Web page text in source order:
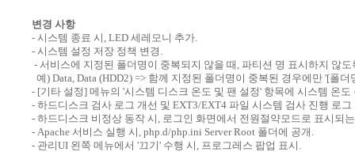
변경 사항
- 시스템 종료 시, LED 세레모니 추가.
- 시스템 설정 저장 정책 변경.
- 서비스에 지정된 폴더명이 중복되지 않을 때, 파티션 명 표시하지 않도
예) Data, Data (HDD2) => 함께 지정된 폴더명이 중복된 경우에만 '[폴
- [기타 설정] 메뉴의 '시스템 디스크 온도 및 팬 설정' 항목에 시스템 온도
- 하드디스크 검사 로그 개선 및 EXT3/EXT4 파일 시스템 검사 진행 로그
- 하드디스크 비정상 동작 시, 로그인 화면에서 전원절약모드로 표시되
- Apache 서비스 실행 시, php.d/php.ini Server Root 폴더에 공개.
- 관리UI 왼쪽 메뉴에서 '끄기' 수행 시, 프로그레스 팝업 표시.